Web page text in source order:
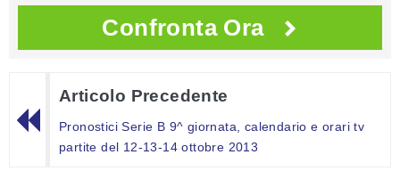
Confronta Ora
Articolo Precedente
Pronostici Serie B 9^ giornata, calendario e orari tv
partite del 12-13-14 ottobre 2013